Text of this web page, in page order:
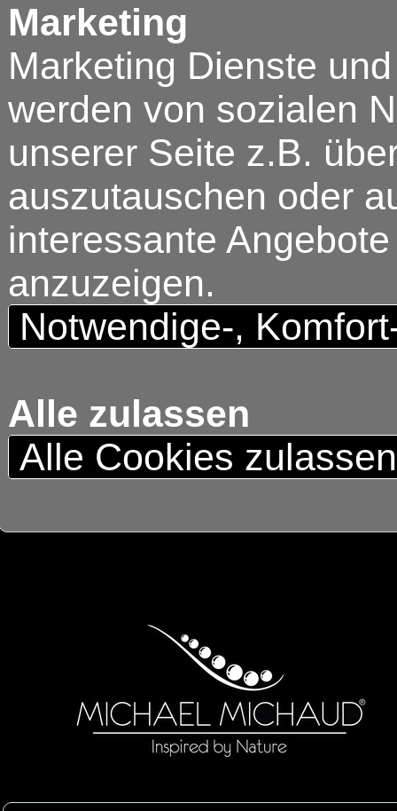
Marketing
Marketing Dienste
werden von sozialen
unserer Seite z.B.
auszutauschen oder
interessante
anzuzeigen.
Notwendige-,
Alle zulassen
Alle Cookies